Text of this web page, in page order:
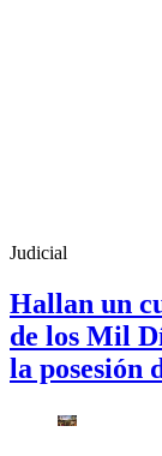
Judicial
Hallan un
de los Mil
la posesión